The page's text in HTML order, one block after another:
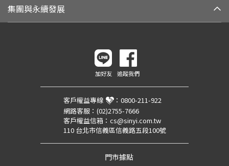
集團與永續發展
加好友 追蹤我們
客戶權益專線 ： 0800-211-922
網路客服： (02)2755-7666
客戶權益信箱： cs@sinyi.com.tw
110 台北市信義區信義路五段100號
門市據點